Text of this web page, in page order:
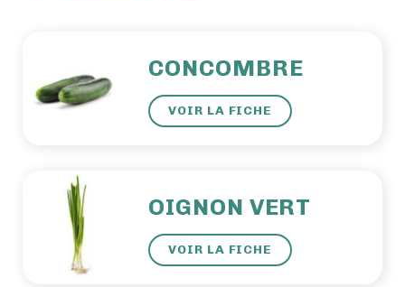
CONCOMBRE
VOIR LA FICHE
OIGNON VERT
VOIR LA FICHE